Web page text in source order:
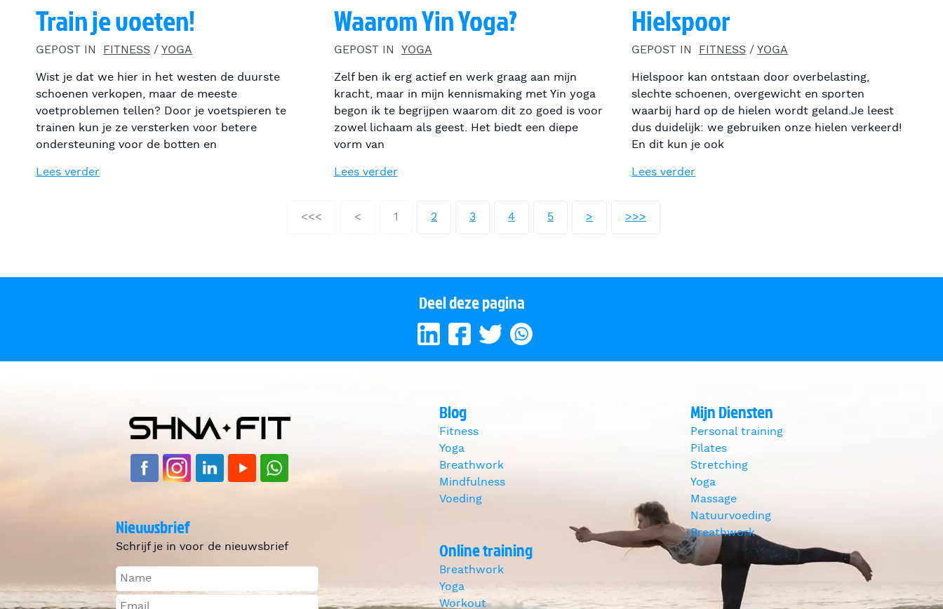
Train je voeten!
GEPOST IN FITNESS /YOGA
Wist je dat we hier in het westen de duurste
schoenen verkopen, maar de meeste
voetproblemen tellen? Door je voetspieren te
trainen kun je ze versterken voor betere
ondersteuning voor de botten en
Lees verder
Waarom Yin Yoga?
GEPOST IN YOGA
Zelf ben ik erg actief en werk graag aan mijn
kracht, maar in mijn kennismaking met Yin yoga
begon ik te begrijpen waarom dit zo goed is voor
zowel lichaam als geest. Het biedt een diepe
vorm van
Lees verder
Hielspoor
GEPOST IN FITNESS /YOGA
Hielspoor kan ontstaan door overbelasting,
slechte schoenen, overgewicht en sporten
waarbij hard op de hielen wordt geland.Je leest
dus duidelijk: we gebruiken onze hielen verkeerd!
En dit kun je ook
Lees verder
<<< < 1 2 3 4 5 > >>>
Deel deze pagina
Nieuwsbrief
Schrijf je in voor de nieuwsbrief
Blog
Fitness
Yoga
Breathwork
Mindfulness
Voeding
Mijn Diensten
Personal training
Pilates
Stretching
Yoga
Massage
Natuurvoeding
Breathwork
Online training
Breathwork
Yoga
Workout